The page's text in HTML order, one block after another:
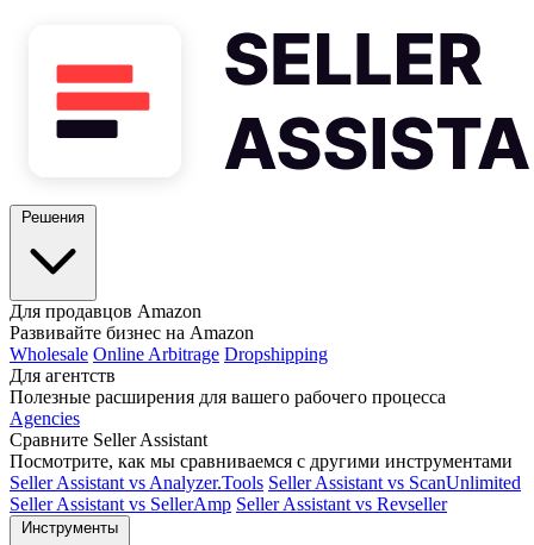
Для продавцов Amazon
Развивайте бизнес на Amazon
Wholesale Online Arbitrage Dropshipping
Для агентств
Полезные расширения для вашего рабочего процесса
Agencies
Сравните Seller Assistant
Посмотрите, как мы сравниваемся с другими инструментами
Seller Assistant vs Analyzer.Tools Seller Assistant vs ScanUnlimited
Seller Assistant vs SellerAmp Seller Assistant vs Revseller